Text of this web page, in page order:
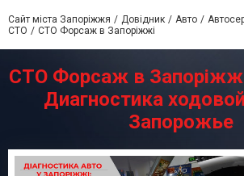
Сайт міста Запоріжжя Довідник Авто
СТО
СТО Форсаж в Запоріжжі
СТО Форсаж в
Диагностика
Запорожье